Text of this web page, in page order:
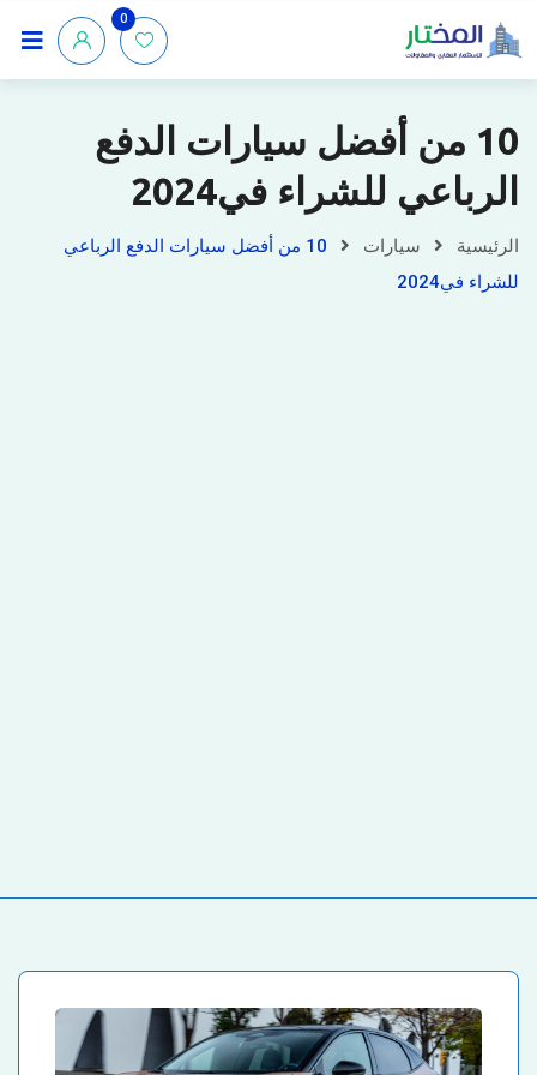
0
10 من أفضل سيارات الدفع
الرباعي للشراء في2024
الرئيسية سيارات
10 من أفضل سيارات الدفع الرباعي
للشراء في2024